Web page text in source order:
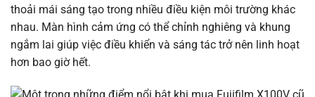
thoải mái sáng tạo trong nhiều điều kiện môi trường khác
nhau. Màn hình cảm ứng có thể chỉnh nghiêng và khung
ngắm lai giúp việc điều khiển và sáng tác trở nên linh hoạt
hơn bao giờ hết.